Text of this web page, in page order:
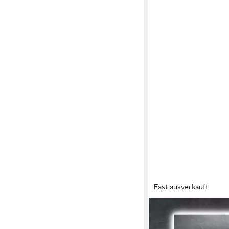
Fast ausverkauft
HEIDENFELD
Infrarotheizung